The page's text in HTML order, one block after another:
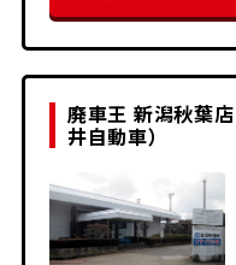
廃車王 新潟秋葉
井自動車）